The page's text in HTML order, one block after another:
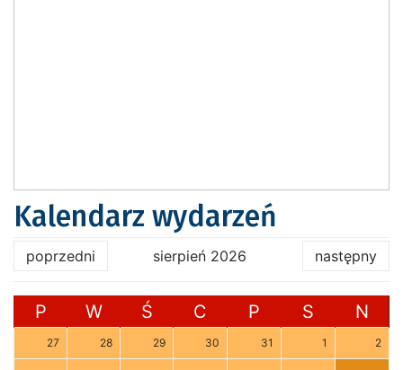
Kalendarz wydarzeń
poprzedni sierpień 2026 następny
P W Ś C P S N
27 28 29 30 31 1 2